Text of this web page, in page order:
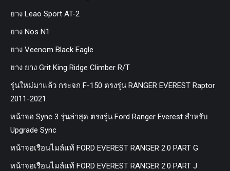
ยาง Leao Sport AT-2
ยาง Nos N1
ยาง Veenom Black Eagle
ยาง ยาง Grit King Ridge Climber R/T
รุ่นใหม่มาแล้ว กระจก F-150 ตรงรุ่น RANGER EVEREST Raptor
2011-2021
หน้าจอ Sync 3 รุ่นล่าสุด ตรงรุ่น Ford Ranger Everest สำหรับ
Upgrade Sync
หน้าจอเรือนไมล์แท้ FORD EVEREST RANGER 2.0 PART G
หน้าจอเรือนไมล์แท้ FORD EVEREST RANGER 2.0 PART J